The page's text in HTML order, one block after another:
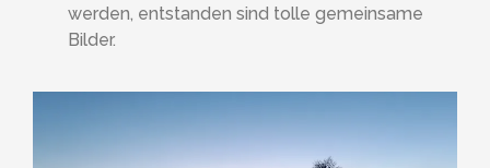
werden, entstanden sind tolle gemeinsame
Bilder.